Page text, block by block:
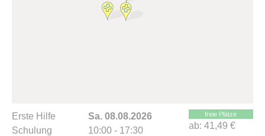
Erste Hilfe
Schulung
Sa. 08.08.2026
10:00 - 17:30
freie Plätze
ab: 41,49 €